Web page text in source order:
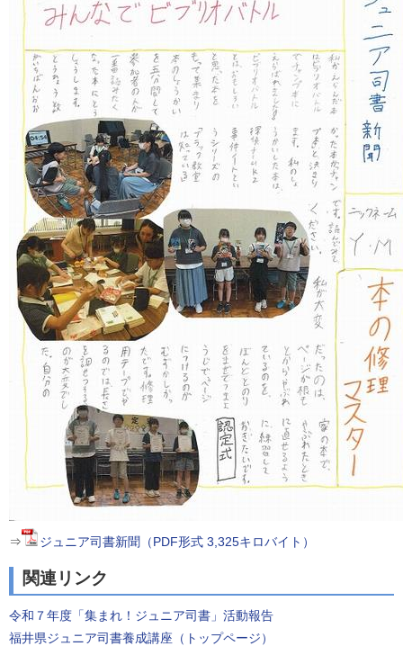
⇒ ジュニア司書新聞（PDF形式 3,325キロバイト）
関連リンク
令和７年度「集まれ！ジュニア司書」活動報告
福井県ジュニア司書養成講座（トップページ）